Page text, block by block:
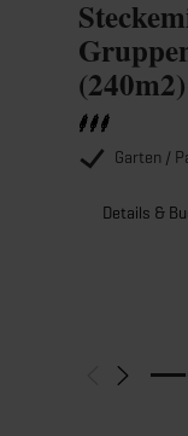
(240m2)
Garten /
Details &